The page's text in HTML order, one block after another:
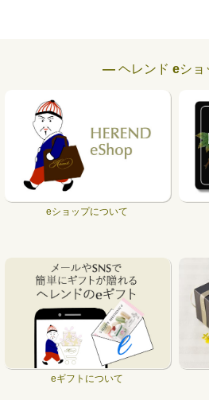
― ヘレンド eシ
eショップについて
eギフトについて